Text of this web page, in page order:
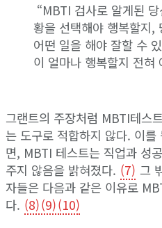
“MBTI 검사로 알게된
황을 선택해야 행복할지,
어떤 일을 해야 잘할 수
이 얼마나 행복할지 전혀
그랜트의 주장처럼 MBTI테스
는 도구로 적합하지 않다. 이
면, MBTI 테스트는 직업과 성
주지 않음을 밝혀졌다. (7) 그
자들은 다음과 같은 이유로
다. (8)(9)(10)